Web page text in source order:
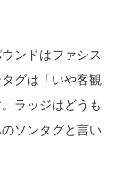
ンドはファシス
グは「いや客観
ラッジはどうも
ソンタグと言い